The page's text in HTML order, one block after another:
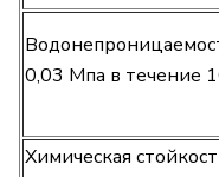
0,03 Мпа в течение
Химическая